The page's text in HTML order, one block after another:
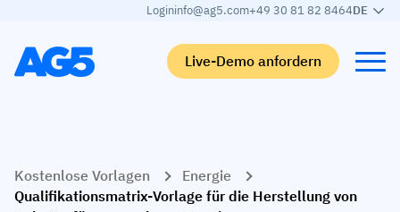
Logininfo@ag5.com+49 30 81 82 8464DE
Live-Demo anfordern
Qualifikationsmatrix
Nach branche
Automobilbranche
Lernen
Kostenlose Vorlagen
Energie
Qualifikationsmatrix-Vorlage für die Herstellung von